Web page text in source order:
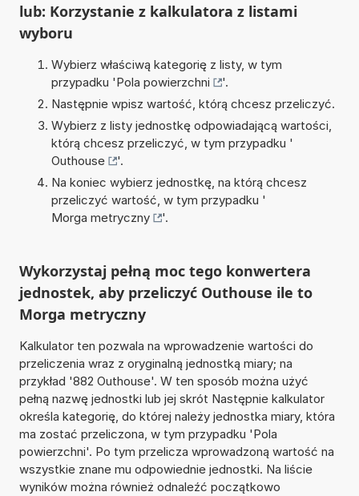
lub: Korzystanie z kalkulatora z listami
wyboru
Wybierz właściwą kategorię z listy, w tym
przypadku 'Pola powierzchni
'.
Następnie wpisz wartość, którą chcesz przeliczyć.
Wybierz z listy jednostkę odpowiadającą wartości,
którą chcesz przeliczyć, w tym przypadku '
Outhouse
'.
Na koniec wybierz jednostkę, na którą chcesz
przeliczyć wartość, w tym przypadku '
Morga metryczny
'.
Wykorzystaj pełną moc tego konwertera
jednostek, aby przeliczyć Outhouse ile to
Morga metryczny
Kalkulator ten pozwala na wprowadzenie wartości do
przeliczenia wraz z oryginalną jednostką miary; na
przykład '882 Outhouse'. W ten sposób można użyć
pełną nazwę jednostki lub jej skrót Następnie kalkulator
określa kategorię, do której należy jednostka miary, która
ma zostać przeliczona, w tym przypadku 'Pola
powierzchni'. Po tym przelicza wprowadzoną wartość na
wszystkie znane mu odpowiednie jednostki. Na liście
wyników można również odnaleźć początkowo